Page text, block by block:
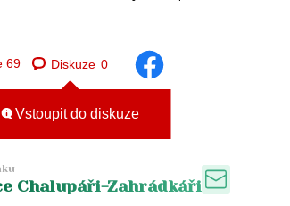
Diskuze 0
Vstoupit do diskuze
Chalupáři-Zahrádkáři